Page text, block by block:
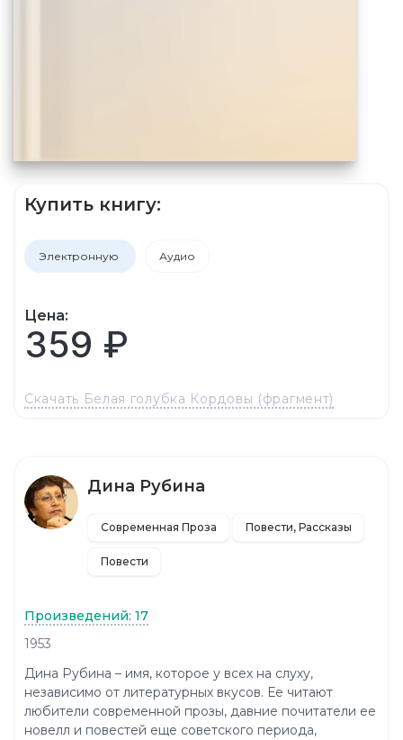
Купить книгу:
Электронную Аудио
Цена:
359 ₽
Скачать Белая голубка Кордовы (фрагмент)
Дина Рубина
Современная Проза Повести, Рассказы
Повести
Произведений: 17
1953
Дина Рубина – имя, которое у всех на слуху,
независимо от литературных вкусов. Ее читают
любители современной прозы, давние почитатели ее
новелл и повестей еще советского периода,